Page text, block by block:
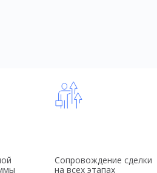
Сопровождение сделки
на всех этапах